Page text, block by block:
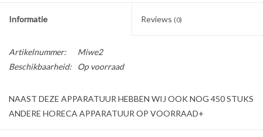
Informatie Reviews (0)
Artikelnummer:
Miwe2
Beschikbaarheid:
Op voorraad
NAAST DEZE APPARATUUR HEBBEN WIJ OOK NOG 450 STUKS
ANDERE HORECA APPARATUUR OP VOORRAAD+